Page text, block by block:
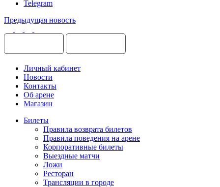
Telegram
Предыдущая новость
Личный кабинет
Новости
Контакты
Об арене
Магазин
Билеты
Правила возврата билетов
Правила поведения на арене
Корпоративные билеты
Выездные матчи
Ложи
Ресторан
Трансляции в городе